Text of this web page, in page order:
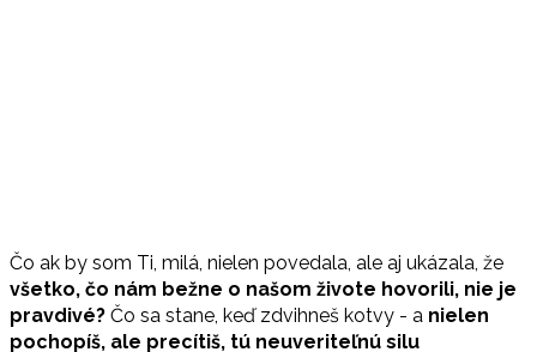
Čo ak by som Ti, milá, nielen povedala, ale aj ukázala, že
všetko, čo nám bežne o našom živote hovorili, nie je
pravdivé? Čo sa stane, keď zdvihneš kotvy - a nielen
pochopíš, ale precítiš, tú neuveriteľnú silu